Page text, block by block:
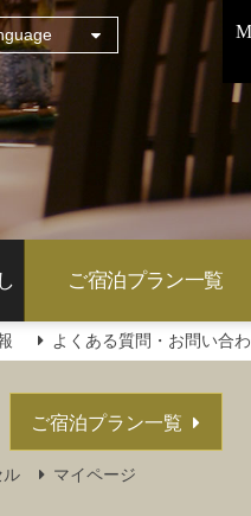
ご宿泊プラン一覧
よくある質問・お問い合
ご宿泊プラン一覧
ル マイページ